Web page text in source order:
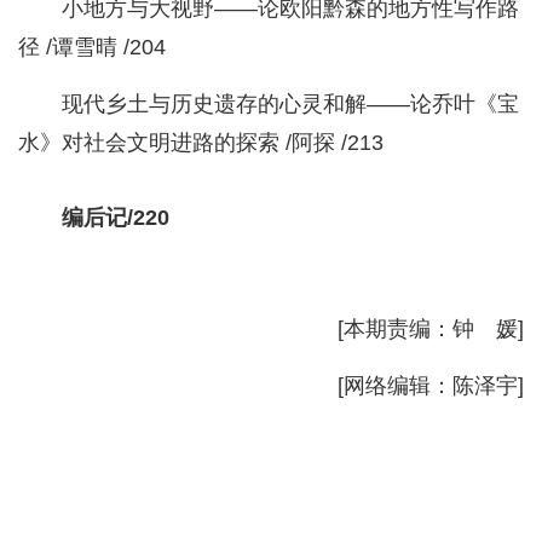
小地方与大视野——论欧阳黔森的地方性写作路
径 /谭雪晴 /204
现代乡土与历史遗存的心灵和解——论乔叶《宝
水》对社会文明进路的探索 /阿探 /213
编后记/220
[本期责编：钟 媛]
[网络编辑：陈泽宇]